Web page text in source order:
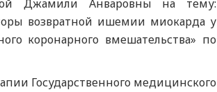
Джамили Анваровны на тему:
возвратной ишемии миокарда у
коронарного вмешательства» по
Государственного медицинского